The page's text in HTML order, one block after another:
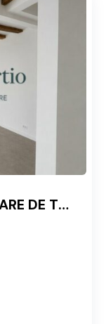
A LOUER- A 2 MIN DE LA GARE DE TOURS